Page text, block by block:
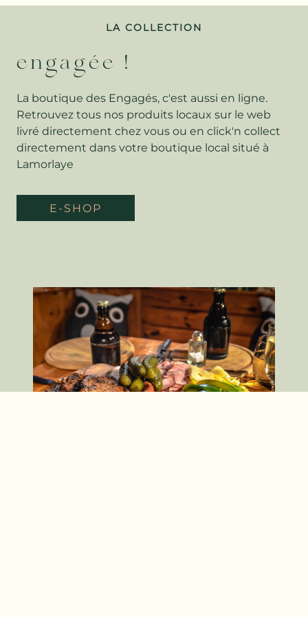
LA COLLECTION
engagée !
La boutique des Engagés, c'est aussi en ligne.
Retrouvez tous nos produits locaux sur le web
livré directement chez vous ou en click'n collect
directement dans votre boutique local situé à
Lamorlaye
E-SHOP